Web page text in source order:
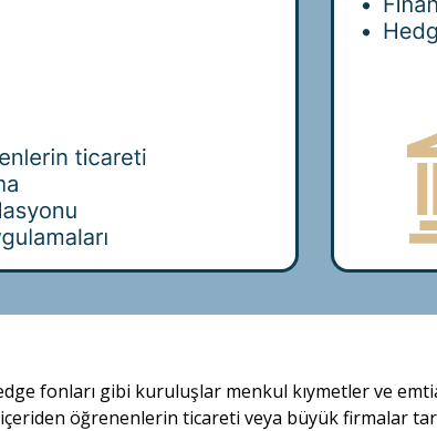
fonları gibi kuruluşlar menkul kıymetler ve emtia
öğrenenlerin ticareti veya büyük firmalar